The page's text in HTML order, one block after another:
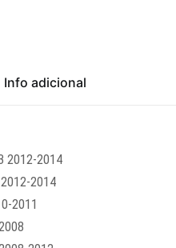
Info adicional
2012-2014
2014
2011